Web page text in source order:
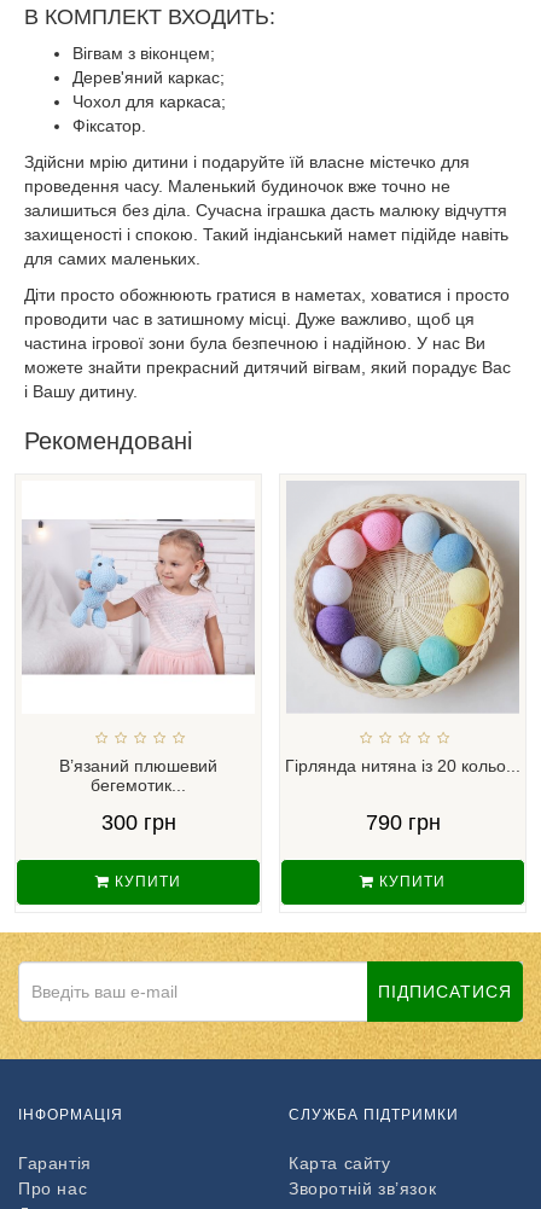
В КОМПЛЕКТ ВХОДИТЬ:
Вігвам з віконцем;
Дерев'яний каркас;
Чохол для каркаса;
Фіксатор.
Здійсни мрію дитини і подаруйте їй власне містечко для
проведення часу. Маленький будиночок вже точно не
залишиться без діла. Сучасна іграшка дасть малюку відчуття
захищеності і спокою. Такий індіанський намет підійде навіть
для самих маленьких.
Діти просто обожнюють гратися в наметах, ховатися і просто
проводити час в затишному місці. Дуже важливо, щоб ця
частина ігрової зони була безпечною і надійною. У нас Ви
можете знайти прекрасний дитячий вігвам, який порадує Вас
і Вашу дитину.
Рекомендовані
В’язаний плюшевий
бегемотик...
300 грн
КУПИТИ
Гірлянда нитяна із 20 кольо...
790 грн
КУПИТИ
ПІДПИСАТИСЯ
ІНФОРМАЦІЯ
Гарантія
Про нас
СЛУЖБА ПІДТРИМКИ
Карта сайту
Зворотній зв’язок